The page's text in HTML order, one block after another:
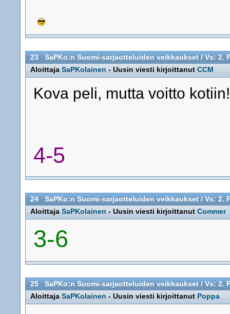
23SaPKo:n Suomi-sarjaotteluiden veikkaukset /Vs: 2.
AloittajaSaPKolainen - Uusin viesti kirjoittanutCCM
Kova peli, mutta voitto kotiin!
4-5
24SaPKo:n Suomi-sarjaotteluiden veikkaukset /Vs: 2.
AloittajaSaPKolainen - Uusin viesti kirjoittanutCommer
3-6
25SaPKo:n Suomi-sarjaotteluiden veikkaukset /Vs: 2.
AloittajaSaPKolainen - Uusin viesti kirjoittanut Poppa